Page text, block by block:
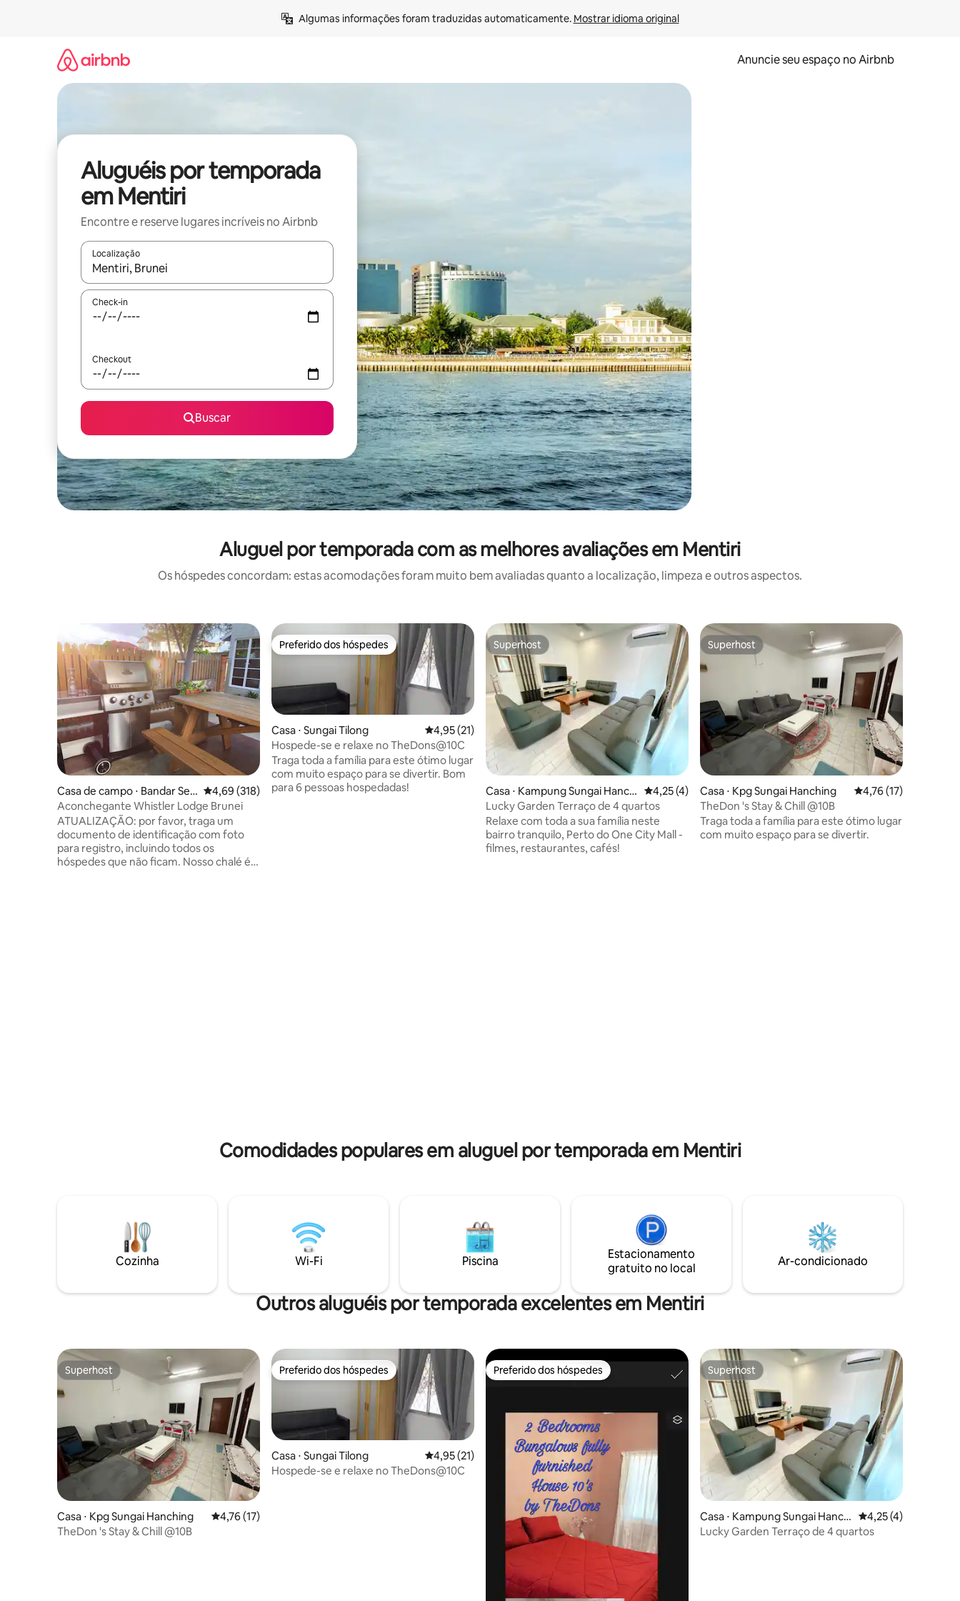
Algumas informações foram traduzidas automaticamente. Mostrar idioma original
Anuncie seu espaço no Airbnb
Aluguéis por temporada
em Mentiri
Encontre e reserve lugares incríveis no Airbnb
Localização
Quando os resultados estiverem disponíveis, explore-os usando as seta para cima e para baixo do teclado ou tocando e deslizando o dedo na tela.
Check-in
Checkout
Buscar
Aluguel por temporada com as melhores avaliações em Mentiri
Os hóspedes concordam: estas acomodações foram muito bem avaliadas quanto a localização, limpeza e outros aspectos.
Casa de campo ⋅ Bandar Seri
Begawan
4,69 de uma avaliação média de 5, 318 avaliações
4,69 (318)
Aconchegante Whistler Lodge Brunei
ATUALIZAÇÃO: por favor, traga um
documento de identificação com foto
para registro, incluindo todos os
hóspedes que não ficam. Nosso chalé é
Preferido dos hóspedes
Preferido dos hóspedes
Casa ⋅ Sungai Tilong 4,95 de uma avaliação média de 5, 21 avaliações
4,95 (21)
Hospede-se e relaxe no TheDons@10C
Traga toda a família para este ótimo lugar
com muito espaço para se divertir. Bom
para 6 pessoas hospedadas!
Superhost
Superhost
Casa ⋅ Kampung Sungai Hanchi
ng
4,25 de uma avaliação média de 5, 4 avaliações
4,25 (4)
Lucky Garden Terraço de 4 quartos
Relaxe com toda a sua família neste
bairro tranquilo, Perto do One City Mall -
filmes, restaurantes, cafés!
Superhost
Superhost
Casa ⋅ Kpg Sungai Hanching 4,76 de uma
4,76 (17)
TheDon 's Stay & Chill @10B
Traga toda a família para este ótimo lugar
com muito espaço para se divertir.
Comodidades populares em aluguel por temporada em Mentiri
Cozinha Wi-Fi Piscina
Estacionamento
gratuito no local
Ar-condicionado
Outros aluguéis por temporada excelentes em Mentiri
Superhost
Superhost
Casa ⋅ Kpg Sungai Hanching 4,76 de uma avaliação média de 5, 17 avaliações
4,76 (17)
TheDon 's Stay & Chill @10B
Preferido dos hóspedes
Preferido dos hóspedes
Casa ⋅ Sungai Tilong 4,95 de uma avaliação média de 5, 21 avaliações
4,95 (21)
Hospede-se e relaxe no TheDons@10C
Preferido dos hóspedes
Preferido dos hóspedes Superhost
Superhost
Casa ⋅ Kampung Sungai Hanchi
ng
4,25 de uma
4,25 (4)
Lucky Garden Terraço de 4 quartos